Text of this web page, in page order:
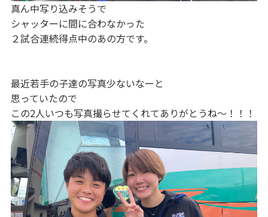
真ん中写り込みそうで
シャッターに間に合わなかった
２試合連続得点中のあの方です。
最近若手の子達の写真少ないなーと
思っていたので
この2人いつも写真撮らせてくれてありがとうね〜！！！